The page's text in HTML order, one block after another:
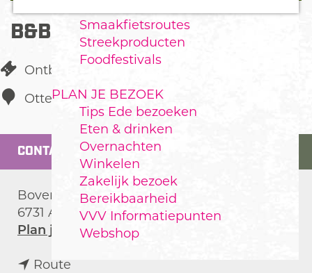
a
g
e
Smaakfietsroutes
Streekproducten
Foodfestivals
PLAN JE BEZOEK
Tips Ede bezoeken
Eten & drinken
Overnachten
Winkelen
Zakelijk bezoek
Bereikbaarheid
VVV Informatiepunten
Webshop
B&B 'T ACHTERHUYS
Ontbijten
Otterlo
CONTACT
Bovenweg 2
6731 AE
Otterlo
Plan je routen
Route